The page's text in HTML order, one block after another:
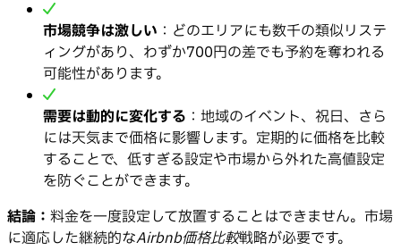
市場競争は激しい ：どのエリアにも数千の類似リステ
ィングがあり、わずか700円の差でも予約を奪われる
可能性があります。
需要は動的に変化する ：地域のイベント、祝日、さら
には天気まで価格に影響します。定期的に価格を比較
することで、低すぎる設定や市場から外れた高値設定
を防ぐことができます。
結論： 料金を一度設定して放置することはできません。市場
に適応した継続的なAirbnb価格比較戦略が必要です。